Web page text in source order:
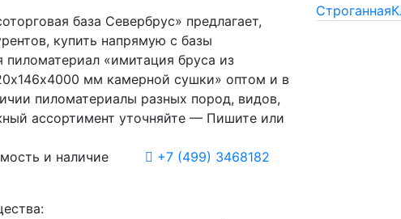
база Севербрус» предлагает,
купить напрямую с базы
пиломатериал «имитация бруса из
мм камерной сушки» оптом и в
пиломатериалы разных пород, видов,
ассортимент уточняйте — Пишите или
и наличие
+7 (499) 3468182
Строганная